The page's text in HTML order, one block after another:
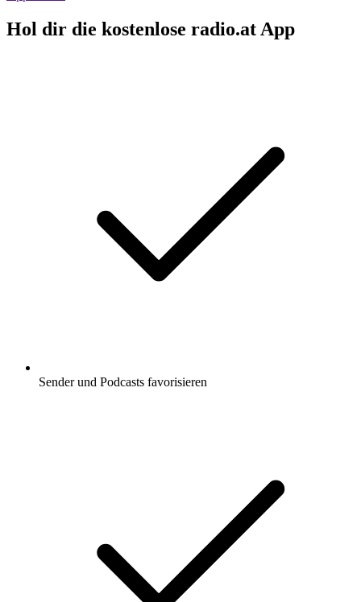
Hol dir die kostenlose radio.at App
Sender und Podcasts favorisieren